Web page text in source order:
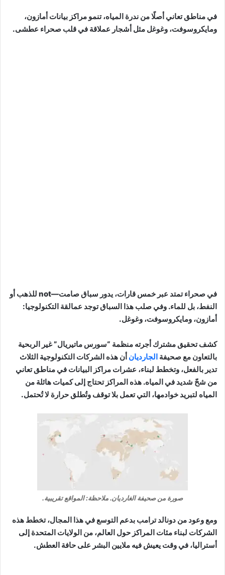
في مناطق تعاني أصلًا من ندرة المياه، تنمو مراكز بيانات أمازون،
ومايكروسوفت، وغوغل مثل أشجار عملاقة في قلب صحراء عطشى.
في صحراء تمتد عبر خمس قارات، يدور سباق صامت—not للذهب أو
النفط، بل للماء. وفي صلب هذا السباق توجد عمالقة التكنولوجيا:
أمازون، ومايكروسوفت، وغوغل.
كشف تحقيق مشترك أجرته منظمة “سورس ماتيريال” غير الربحية
بالتعاون مع صحيفة الجارديان أن هذه الشركات التكنولوجية الثلاث
تدير بالفعل، وتخطط لبناء، عشرات مراكز البيانات في مناطق تعاني
من شحّ شديد في المياه. هذه المراكز تحتاج إلى كميات هائلة من
المياه لتبريد خوادمها، التي تعمل بلا توقف وتُطلق حرارة لا تُحتمل.
صورة من صحيفة الغارديان. ملاحظة: المواقع تقريبية.
ومع وعود من دونالد ترامب بدعم التوسع في هذا المجال، تخطط هذه
الشركات لبناء مئات المراكز حول العالم، من الولايات المتحدة إلى
أستراليا، في وقت يعيش فيه ملايين البشر على حافة العطش.